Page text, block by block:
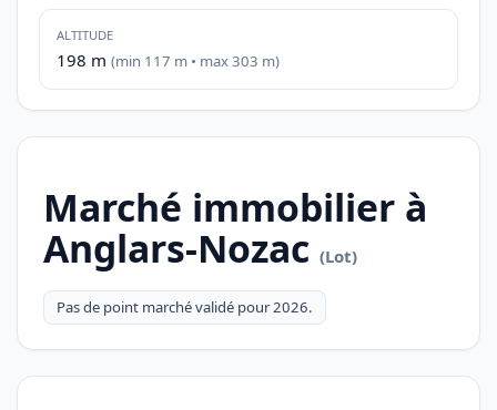
ALTITUDE
198 m (min 117 m • max 303 m)
Marché immobilier à
Anglars-Nozac (Lot)
Pas de point marché validé pour 2026.